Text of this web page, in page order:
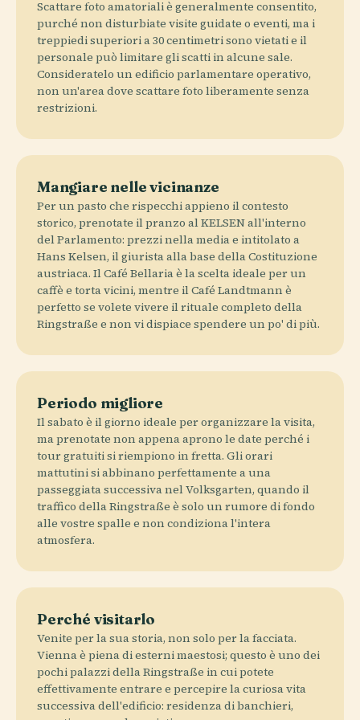
Scattare foto amatoriali è generalmente consentito,
purché non disturbiate visite guidate o eventi, ma i
treppiedi superiori a 30 centimetri sono vietati e il
personale può limitare gli scatti in alcune sale.
Consideratelo un edificio parlamentare operativo,
non un'area dove scattare foto liberamente senza
restrizioni.
Mangiare nelle vicinanze
Per un pasto che rispecchi appieno il contesto
storico, prenotate il pranzo al KELSEN all'interno
del Parlamento: prezzi nella media e intitolato a
Hans Kelsen, il giurista alla base della Costituzione
austriaca. Il Café Bellaria è la scelta ideale per un
caffè e torta vicini, mentre il Café Landtmann è
perfetto se volete vivere il rituale completo della
Ringstraße e non vi dispiace spendere un po' di più.
Periodo migliore
Il sabato è il giorno ideale per organizzare la visita,
ma prenotate non appena aprono le date perché i
tour gratuiti si riempiono in fretta. Gli orari
mattutini si abbinano perfettamente a una
passeggiata successiva nel Volksgarten, quando il
traffico della Ringstraße è solo un rumore di fondo
alle vostre spalle e non condiziona l'intera
atmosfera.
Perché visitarlo
Venite per la sua storia, non solo per la facciata.
Vienna è piena di esterni maestosi; questo è uno dei
pochi palazzi della Ringstraße in cui potete
effettivamente entrare e percepire la curiosa vita
successiva dell'edificio: residenza di banchieri,